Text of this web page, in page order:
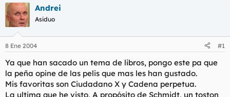
i
c
i
a
d
o
r
e
l
c
a
i
n
c
i
Andrei
Asiduo
8 Ene 2004 #1
Ya que han sacado un tema de libros, pongo este pa que
la peña opine de las pelis que mas les han gustado.
Mis favoritas son Ciudadano X y Cadena perpetua.
La ultima que he visto, A propósito de Schmidt, un toston